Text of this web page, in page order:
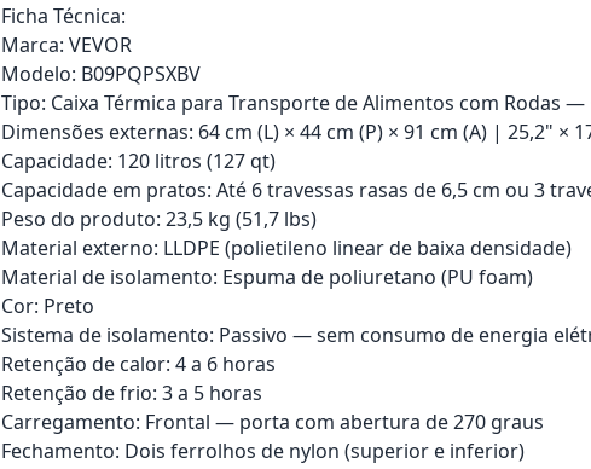
Ficha Técnica:
Marca: VEVOR
Modelo: B09PQPSXBV
Tipo: Caixa Térmica para Transporte de Alimentos com Rodas
Dimensões externas: 64 cm (L) × 44 cm (P) × 91 cm (A) | 25,2" ×
Capacidade: 120 litros (127 qt)
Capacidade em pratos: Até 6 travessas rasas de 6,5 cm ou 3
Peso do produto: 23,5 kg (51,7 lbs)
Material externo: LLDPE (polietileno linear de baixa densidade)
Material de isolamento: Espuma de poliuretano (PU foam)
Cor: Preto
Sistema de isolamento: Passivo — sem consumo de energia
Retenção de calor: 4 a 6 horas
Retenção de frio: 3 a 5 horas
Carregamento: Frontal — porta com abertura de 270 graus
Fechamento: Dois ferrolhos de nylon (superior e inferior)